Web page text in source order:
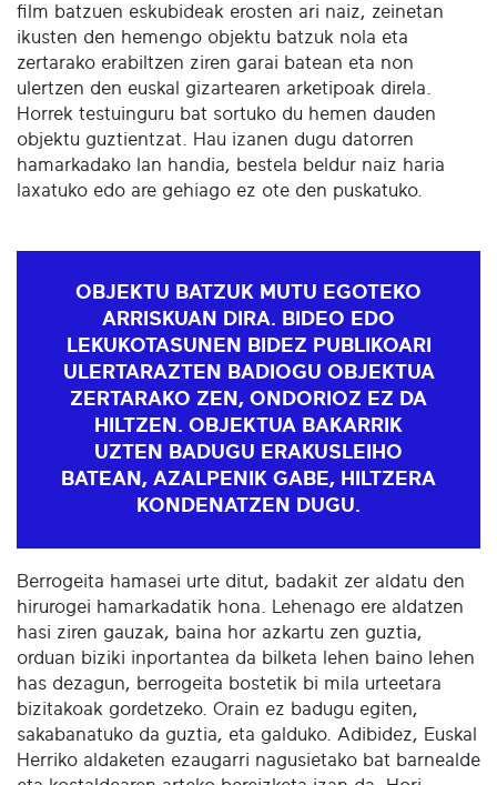
film batzuen eskubideak erosten ari naiz, zeinetan
ikusten den hemengo objektu batzuk nola eta
zertarako erabiltzen ziren garai batean eta non
ulertzen den euskal gizartearen arketipoak direla.
Horrek testuinguru bat sortuko du hemen dauden
objektu guztientzat. Hau izanen dugu datorren
hamarkadako lan handia, bestela beldur naiz haria
laxatuko edo are gehiago ez ote den puskatuko.
OBJEKTU BATZUK MUTU EGOTEKO
ARRISKUAN DIRA. BIDEO EDO
LEKUKOTASUNEN BIDEZ PUBLIKOARI
ULERTARAZTEN BADIOGU OBJEKTUA
ZERTARAKO ZEN, ONDORIOZ EZ DA
HILTZEN. OBJEKTUA BAKARRIK
UZTEN BADUGU ERAKUSLEIHO
BATEAN, AZALPENIK GABE, HILTZERA
KONDENATZEN DUGU.
Berrogeita hamasei urte ditut, badakit zer aldatu den
hirurogei hamarkadatik hona. Lehenago ere aldatzen
hasi ziren gauzak, baina hor azkartu zen guztia,
orduan biziki inportantea da bilketa lehen baino lehen
has dezagun, berrogeita bostetik bi mila urteetara
bizitakoak gordetzeko. Orain ez badugu egiten,
sakabanatuko da guztia, eta galduko. Adibidez, Euskal
Herriko aldaketen ezaugarri nagusietako bat barnealde